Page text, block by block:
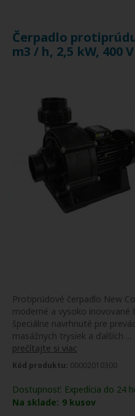
Čerpadlo
m3 / h, 2,5 kW, 400 V
Protiprúdové čerpadlo New
moderné a vysoko
špeciálne navrhnuté pre
masážnych trysiek a ďalších ...
prečítajte si viac
Kód produktu: 00002010300
Dostupnosť: Expedícia do 24
Na sklade: 9 kusov